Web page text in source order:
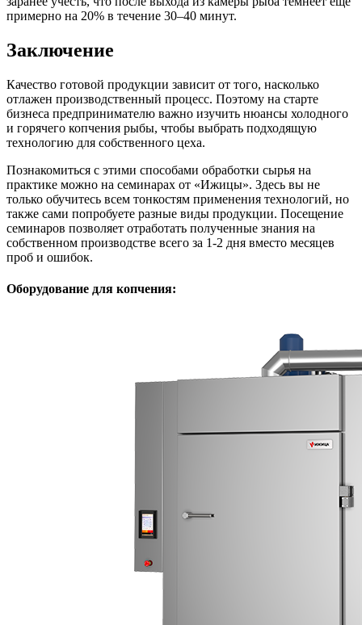
примерно на 20% в течение 30–40 минут.
Заключение
Качество готовой продукции зависит от того, насколько
отлажен производственный процесс. Поэтому на старте
бизнеса предпринимателю важно изучить нюансы холодного
и горячего копчения рыбы, чтобы выбрать подходящую
технологию для собственного цеха.
Познакомиться с этими способами обработки сырья на
практике можно на семинарах от «Ижицы». Здесь вы не
только обучитесь всем тонкостям применения технологий, но
также сами попробуете разные виды продукции. Посещение
семинаров позволяет отработать полученные знания на
собственном производстве всего за 1-2 дня вместо месяцев
проб и ошибок.
Оборудование для копчения: